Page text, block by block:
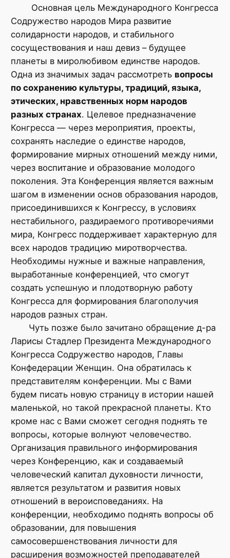
Основная цель Международного Конгресса
Содружество народов Мира развитие
солидарности народов, и стабильного
сосуществования и наш девиз – будущее
планеты в миролюбивом единстве народов.
Одна из значимых задач рассмотреть вопросы
по сохранению культуры, традиций, языка,
этических, нравственных норм народов
разных странах. Целевое предназначение
Конгресса — через мероприятия, проекты,
сохранять наследие о единстве народов,
формирование мирных отношений между ними,
через воспитание и образование молодого
поколения. Эта Конференция является важным
шагом в изменении основ образования народов,
присоединившихся к Конгрессу, в условиях
нестабильного, раздираемого противоречиями
мира, Конгресс поддерживает характерную для
всех народов традицию миротворчества.
Необходимы нужные и важные направления,
выработанные конференцией, что смогут
создать успешную и плодотворную работу
Конгресса для формирования благополучия
народов разных стран.
Чуть позже было зачитано обращение д-ра
Ларисы Стадлер Президента Международного
Конгресса Содружество народов, Главы
Конфедерации Женщин. Она обратилась к
представителям конференции. Мы с Вами
будем писать новую страницу в истории нашей
маленькой, но такой прекрасной планеты. Кто
кроме нас с Вами сможет сегодня поднять те
вопросы, которые волнуют человечество.
Организация правильного информирования
через Конференцию, как и создаваемый
человеческий капитал духовности личности,
является результатом и развития новых
отношений в вероисповеданиях. На
конференции, необходимо поднять вопросы об
образовании, для повышения
самосовершенствования личности для
расширения возможностей преподавателей